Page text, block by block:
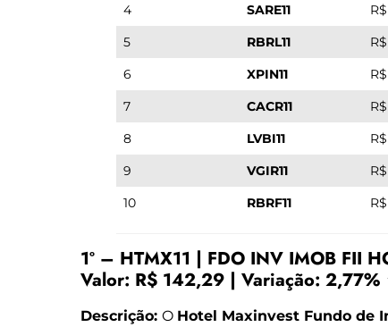
4
SARE11
5
RBRL11
6
XPIN11
7
CACR11
8
LVBI11
9
VGIR11
10
RBRF11
1º – HTMX11 | FDO INV IMOB FII
Valor: R$ 142,29 | Variação: 2,77%
Descrição: O Hotel Maxinvest Fundo de